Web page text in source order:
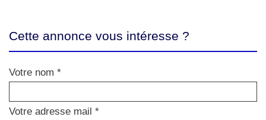
Cette annonce vous intéresse ?
Votre nom *
Votre adresse mail *